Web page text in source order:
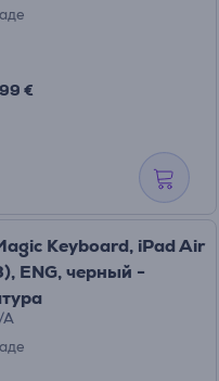
99 €
Keyboard, iPad Air
ENG, черный -
A